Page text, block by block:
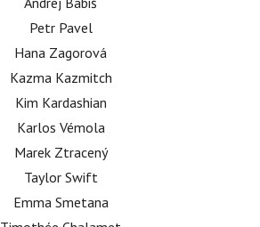
Petr Pavel
Hana Zagorová
Kazma Kazmitch
Kim Kardashian
Karlos Vémola
Marek Ztracený
Taylor Swift
Emma Smetana